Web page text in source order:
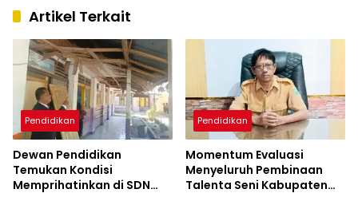
Artikel Terkait
Pendidikan
Dewan Pendidikan
Temukan Kondisi
Memprihatinkan di SDN
Pendidikan
Momentum Evaluasi
Menyeluruh Pembinaan
Talenta Seni Kabupaten